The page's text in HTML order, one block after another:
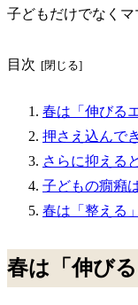
子どもだけでなくマ
目次
春は「伸びる
押さえ込んで
さらに抑える
子どもの癇癪
春は「整える
春は「伸び